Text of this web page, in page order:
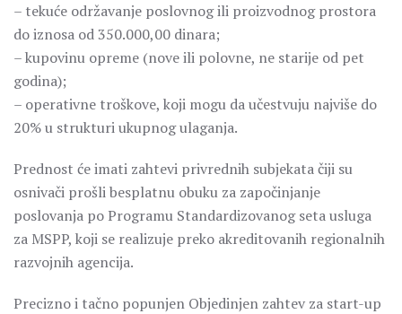
– tekuće održavanje poslovnog ili proizvodnog prostora
do iznosa od 350.000,00 dinara;
– kupovinu opreme (nove ili polovne, ne starije od pet
godina);
– operativne troškove, koji mogu da učestvuju najviše do
20% u strukturi ukupnog ulaganja.
Prednost će imati zahtevi privrednih subjekata čiji su
osnivači prošli besplatnu obuku za započinjanje
poslovanja po Programu Standardizovanog seta usluga
za MSPP, koji se realizuje preko akreditovanih regionalnih
razvojnih agencija.
Precizno i tačno popunjen Objedinjen zahtev za start-up